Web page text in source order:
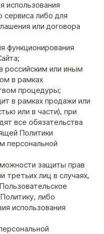
использования
сервиса либо для
или договора
функционирования
российским или иным
в рамках
процедуры;
в рамках продажи или
или в части), при
все обязательства
Политики
персональной
защиты прав
третьих лиц в случаях,
либо
использования